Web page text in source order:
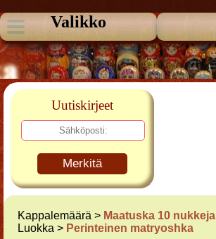
Valikko
Uutiskirjeet
Merkitä
Kappalemäärä > Maatuska 10 nukkeja
Luokka > Perinteinen matryoshka